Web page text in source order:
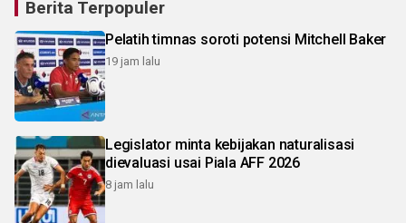
Berita Terpopuler
Pelatih timnas soroti potensi Mitchell Baker
19 jam lalu
Legislator minta kebijakan naturalisasi
dievaluasi usai Piala AFF 2026
8 jam lalu